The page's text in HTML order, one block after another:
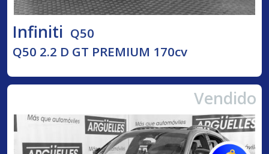
Infiniti Q50
Q50 2.2 D GT PREMIUM 170cv
Vendido